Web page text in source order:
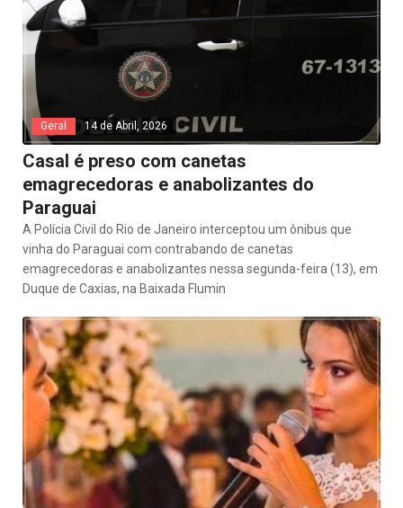
Geral 14 de Abril, 2026
Casal é preso com canetas
emagrecedoras e anabolizantes do
Paraguai
A Polícia Civil do Rio de Janeiro interceptou um ônibus que
vinha do Paraguai com contrabando de canetas
emagrecedoras e anabolizantes nessa segunda-feira (13), em
Duque de Caxias, na Baixada Flumin